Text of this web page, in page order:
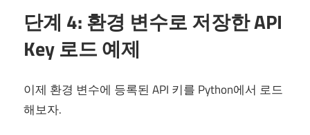
단계 4: 환경 변수로 저장한 API
Key 로드 예제
이제 환경 변수에 등록된 API 키를 Python에서 로드
해보자.